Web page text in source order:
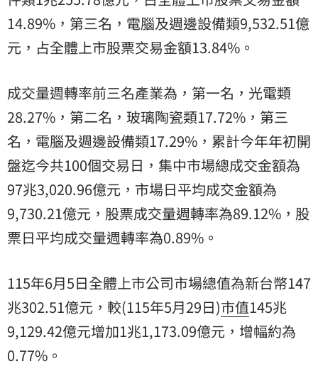
14.89%，第三名，電腦及週邊設備類9,532.51億
元，占全體上市股票交易金額13.84%。
成交量週轉率前三名產業為，第一名，光電類
28.27%，第二名，玻璃陶瓷類17.72%，第三
名，電腦及週邊設備類17.29%，累計今年年初開
盤迄今共100個交易日，集中市場總成交金額為
97兆3,020.96億元，市場日平均成交金額為
9,730.21億元，股票成交量週轉率為89.12%，股
票日平均成交量週轉率為0.89%。
115年6月5日全體上市公司市場總值為新台幣147
兆302.51億元，較(115年5月29日)市值145兆
9,129.42億元增加1兆1,173.09億元，增幅約為
0.77%。